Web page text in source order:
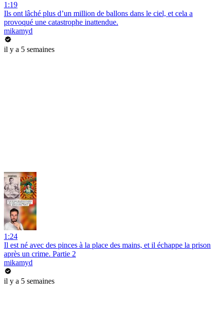
1:19
Ils ont lâché plus d’un million de ballons dans le ciel, et cela a
provoqué une catastrophe inattendue.
mikamyd
il y a 5 semaines
1:24
Il est né avec des pinces à la place des mains, et il échappe la prison
après un crime. Partie 2
mikamyd
il y a 5 semaines